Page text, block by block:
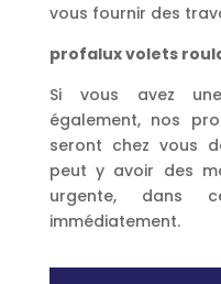
vous fournir des
profalux volets
Si vous avez
également, nos
seront chez vous
peut y avoir des
urgente, dans
immédiatement.